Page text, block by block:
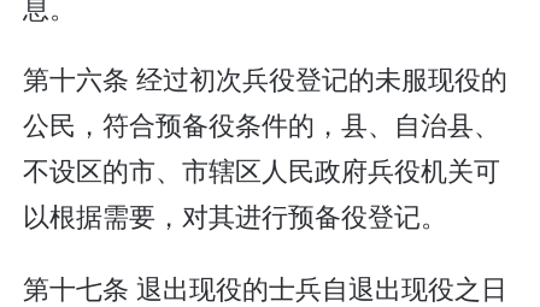
第十六条 经过初次兵役登记的未服现役的
公民，符合预备役条件的，县、自治县、
不设区的市、市辖区人民政府兵役机关可
以根据需要，对其进行预备役登记。
第十七条 退出现役的士兵自退出现役之日